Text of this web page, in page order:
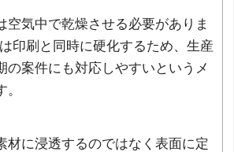
空気中で乾燥させる必要がありま
印刷と同時に硬化するため、生産
の案件にも対応しやすいというメ
材に浸透するのではなく表面に定